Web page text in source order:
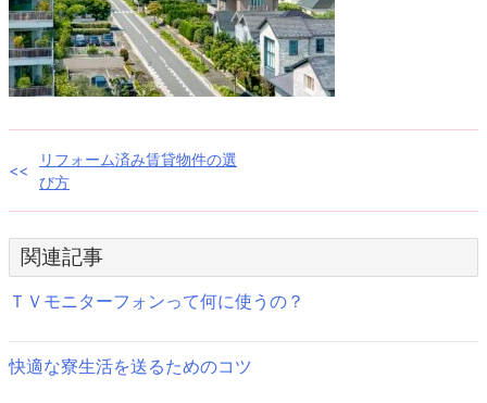
投
稿
ナ
ビ
ー
リフォーム済み賃貸物件の選
び方
関連記事
ＴＶモニターフォンって何に使うの？
快適な寮生活を送るためのコツ